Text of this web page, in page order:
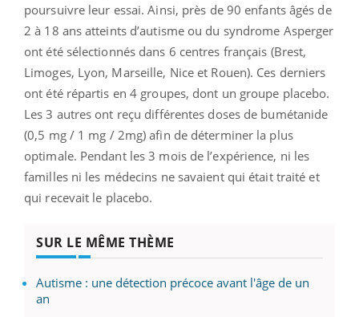
poursuivre leur essai. Ainsi, près de 90 enfants âgés de
2 à 18 ans atteints d’autisme ou du syndrome Asperger
ont été sélectionnés dans 6 centres français (Brest,
Limoges, Lyon, Marseille, Nice et Rouen). Ces derniers
ont été répartis en 4 groupes, dont un groupe placebo.
Les 3 autres ont reçu différentes doses de bumétanide
(0,5 mg / 1 mg / 2mg) afin de déterminer la plus
optimale. Pendant les 3 mois de l’expérience, ni les
familles ni les médecins ne savaient qui était traité et
qui recevait le placebo.
SUR LE MÊME THÈME
Autisme : une détection précoce avant l'âge de un
an